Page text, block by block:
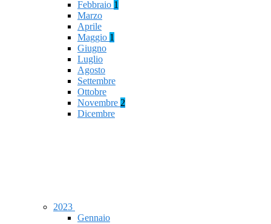
Febbraio 1
Marzo
Aprile
Maggio 1
Giugno
Luglio
Agosto
Settembre
Ottobre
Novembre 2
Dicembre
2023
Gennaio